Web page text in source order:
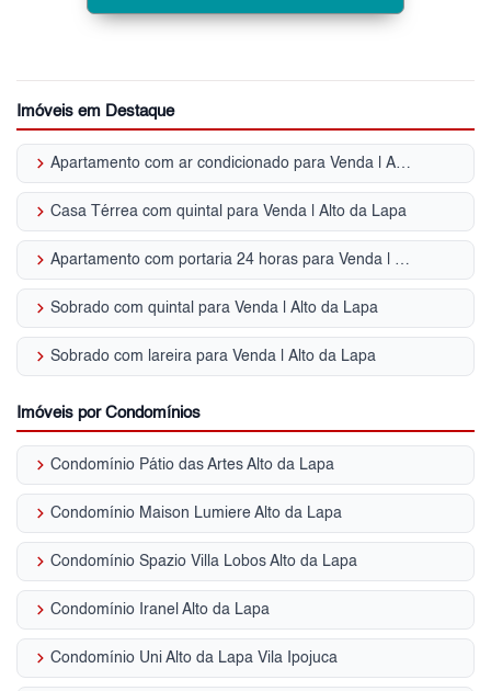
Imóveis em Destaque
keyboard_arrow_right Apartamento com ar condicionado para Venda | Alto da Lapa
keyboard_arrow_right Casa Térrea com quintal para Venda | Alto da Lapa
keyboard_arrow_right Apartamento com portaria 24 horas para Venda | Alto da Lapa
keyboard_arrow_right Sobrado com quintal para Venda | Alto da Lapa
keyboard_arrow_right Sobrado com lareira para Venda | Alto da Lapa
Imóveis por Condomínios
keyboard_arrow_right Condomínio Pátio das Artes Alto da Lapa
keyboard_arrow_right Condomínio Maison Lumiere Alto da Lapa
keyboard_arrow_right Condomínio Spazio Villa Lobos Alto da Lapa
keyboard_arrow_right Condomínio Iranel Alto da Lapa
keyboard_arrow_right Condomínio Uni Alto da Lapa Vila Ipojuca